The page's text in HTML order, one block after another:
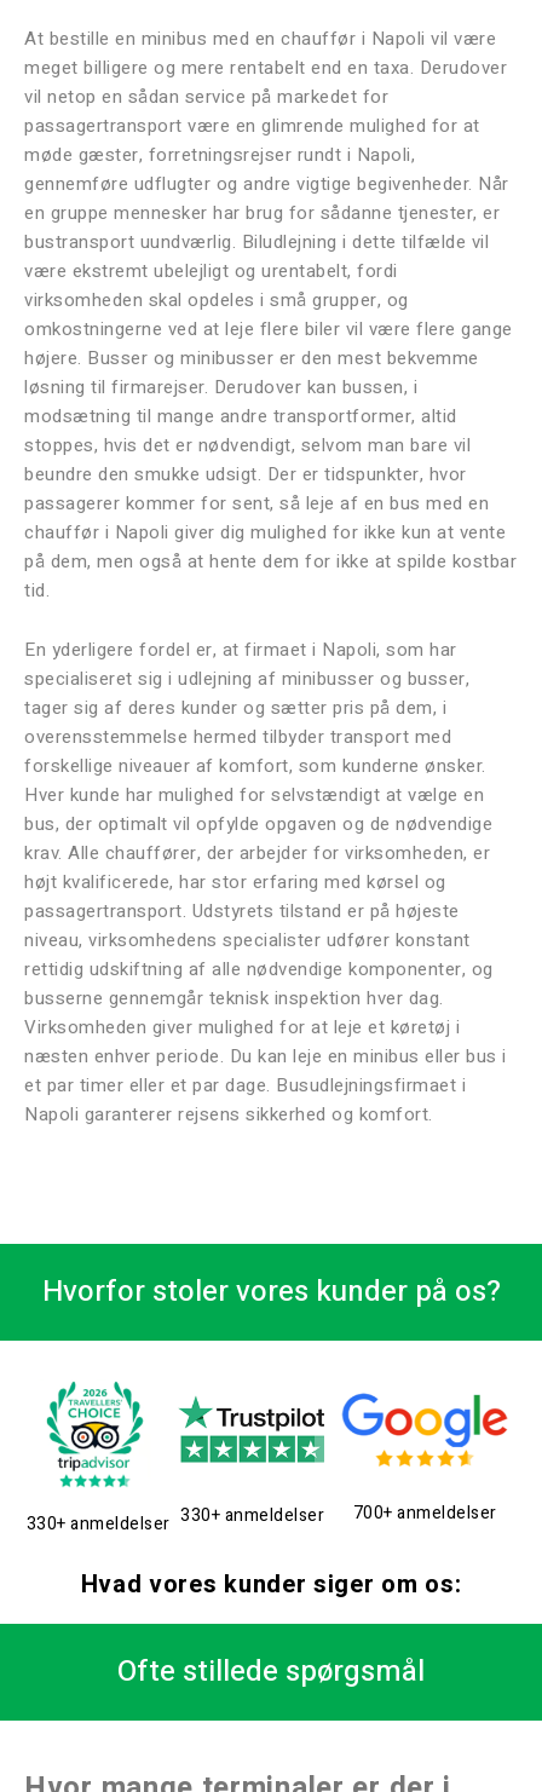
At bestille en minibus med en chauffør i Napoli vil være
meget billigere og mere rentabelt end en taxa. Derudover
vil netop en sådan service på markedet for
passagertransport være en glimrende mulighed for at
møde gæster, forretningsrejser rundt i Napoli,
gennemføre udflugter og andre vigtige begivenheder. Når
en gruppe mennesker har brug for sådanne tjenester, er
bustransport uundværlig. Biludlejning i dette tilfælde vil
være ekstremt ubelejligt og urentabelt, fordi
virksomheden skal opdeles i små grupper, og
omkostningerne ved at leje flere biler vil være flere gange
højere. Busser og minibusser er den mest bekvemme
løsning til firmarejser. Derudover kan bussen, i
modsætning til mange andre transportformer, altid
stoppes, hvis det er nødvendigt, selvom man bare vil
beundre den smukke udsigt. Der er tidspunkter, hvor
passagerer kommer for sent, så leje af en bus med en
chauffør i Napoli giver dig mulighed for ikke kun at vente
på dem, men også at hente dem for ikke at spilde kostbar
tid.
En yderligere fordel er, at firmaet i Napoli, som har
specialiseret sig i udlejning af minibusser og busser,
tager sig af deres kunder og sætter pris på dem, i
overensstemmelse hermed tilbyder transport med
forskellige niveauer af komfort, som kunderne ønsker.
Hver kunde har mulighed for selvstændigt at vælge en
bus, der optimalt vil opfylde opgaven og de nødvendige
krav. Alle chauffører, der arbejder for virksomheden, er
højt kvalificerede, har stor erfaring med kørsel og
passagertransport. Udstyrets tilstand er på højeste
niveau, virksomhedens specialister udfører konstant
rettidig udskiftning af alle nødvendige komponenter, og
busserne gennemgår teknisk inspektion hver dag.
Virksomheden giver mulighed for at leje et køretøj i
næsten enhver periode. Du kan leje en minibus eller bus i
et par timer eller et par dage. Busudlejningsfirmaet i
Napoli garanterer rejsens sikkerhed og komfort.
Hvorfor stoler vores kunder på os?
330+ anmeldelser 330+ anmeldelser 700+ anmeldelser
Hvad vores kunder siger om os:
Ofte stillede spørgsmål